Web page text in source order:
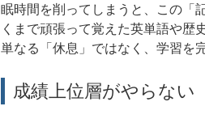
眠時間を削ってしまうと、この「
くまで頑張って覚えた英単語や歴
単なる「休息」ではなく、学習を
成績上位層がやらない